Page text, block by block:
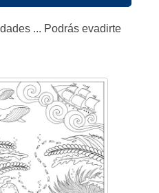
... Podrás evadirte